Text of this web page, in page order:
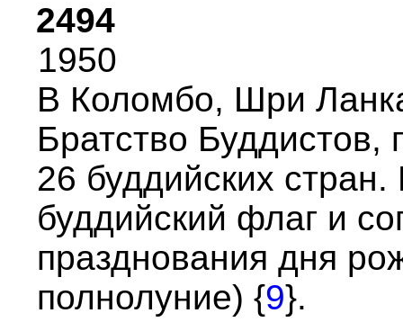
2494
1950
В Коломбо, Шpи
Бpатство Буддистов,
26 буддийских
буддийский флаг и
пpазднования дня
полнолуние) {9}.